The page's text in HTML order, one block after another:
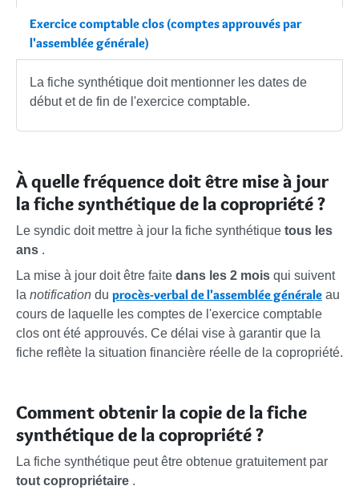
Exercice comptable clos (comptes approuvés par
l'assemblée générale)
La fiche synthétique doit mentionner les dates de
début et de fin de l'exercice comptable.
À quelle fréquence doit être mise à jour
la fiche synthétique de la copropriété ?
Le syndic doit mettre à jour la fiche synthétique tous les
ans .
La mise à jour doit être faite dans les 2 mois qui suivent
la notification du procès-verbal de l'assemblée générale au
cours de laquelle les comptes de l'exercice comptable
clos ont été approuvés. Ce délai vise à garantir que la
fiche reflète la situation financière réelle de la copropriété.
Comment obtenir la copie de la fiche
synthétique de la copropriété ?
La fiche synthétique peut être obtenue gratuitement par
tout copropriétaire .